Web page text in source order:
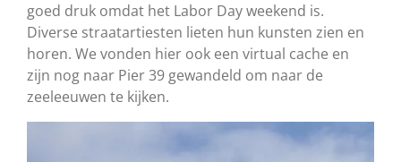
goed druk omdat het Labor Day weekend is.
Diverse straatartiesten lieten hun kunsten zien en
horen. We vonden hier ook een virtual cache en
zijn nog naar Pier 39 gewandeld om naar de
zeeleeuwen te kijken.